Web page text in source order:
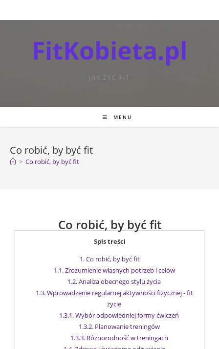
FitKobieta.pl
JAK ŻYC FIT
MENU
Co robić, by być fit
> Co robić, by być fit
Co robić, by być fit
Spis treści
1.Co robić, by być fit
1.1.Zrozumienie własnych potrzeb i celów
1.2.Analiza obecnego stylu życia
1.3.Wprowadzenie regularnej aktywności fizycznej - fit
życie
1.3.1.Wybór odpowiedniej formy ćwiczeń
1.3.2.Planowanie treningów
1.3.3.Różnorodność w treningach